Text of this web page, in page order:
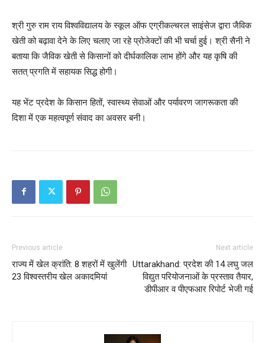
श्री गुरु राम राय विश्वविद्यालय के स्कूल ऑफ एग्रीकल्चरल साइंसेज द्वारा जैविक
खेती को बढ़ावा देने के लिए चलाए जा रहे प्रोजेक्टों की भी चर्चा हुई। श्री सैनी ने
बताया कि जैविक खेती से किसानों को दीर्घकालिक लाभ होंगे और यह कृषि की
सतत् प्रगति में सहायक सिद्ध होगी।
यह भेंट प्रदेश के किसान हितों, स्वास्थ्य सेवाओं और पर्यावरण जागरूकता की
दिशा में एक महत्वपूर्ण संवाद का अवसर बनी।
Previous article
राज्य में खेल क्रांति: 8 शहरों में खुलेंगी
23 विश्वस्तरीय खेल अकादमियां
Next article
Uttarakhand: प्रदेश की 14 लघु जल
विद्युत परियोजनाओं के प्रस्ताव तैयार,
डीपीआर व पीएफआर रिपोर्ट भेजी गई